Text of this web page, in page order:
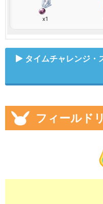
x1
タイムチャレンジ・
フィールド